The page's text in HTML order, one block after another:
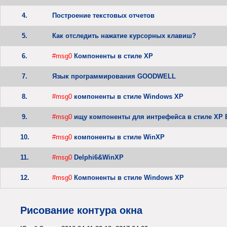
4. Построение текстовых отчетов
5. Как отследить нажатие курсорных клавиш?
6. #msg0 Компоненты в стиле XP
7. Язык программирования GOODWELL
8. #msg0 компоненты в стиле Windows XP
9. #msg0 ищу компоненты для интрефейса в стиле ХР
10. #msg0 компоненты в стиле WinXP
11. #msg0 Delphi6&WinXP
12. #msg0 Компоненты в стиле Windows XP
Рисование контура окна